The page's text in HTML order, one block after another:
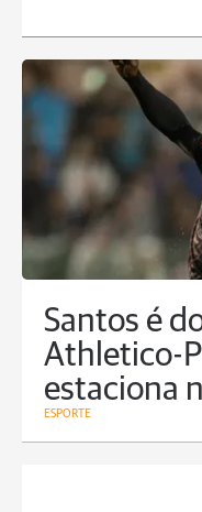
Santos é
Athletico-
estaciona
ESPORTE